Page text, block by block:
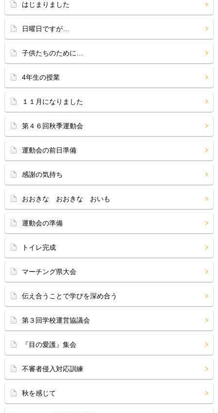
はじまりました
日曜日ですが…
子供たちのために…
4年生の授業
１１月になりました
第４６回秋季運動会
運動会の前日準備
感謝の気持ち
おおきな おおきな おいも
運動会の準備
トイレ完成
マーチング県大会
伝え合うことで学びを深め合う
第３回学校運営協議会
『目の愛護』集会
不審者侵入対応訓練
秋を感じて